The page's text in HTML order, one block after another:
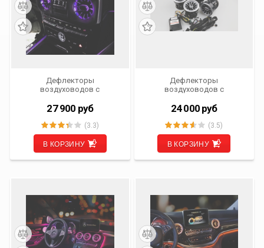
Дефлекторы
воздуховодов c
G-klasse W464 от 2018 г.в.
Ambient Light 64 цвета
Carsys CVS-8176-G-D
27 900 руб
(3.3)
В КОРЗИНУ
Дефлекторы
воздуховодов c
V-klasse W447 от 2014 г.в.
Ambient Light 64 цвета
Carsys CVS-8176-V
24 000 руб
(3.5)
В КОРЗИНУ